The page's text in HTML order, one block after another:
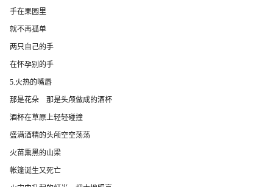
手在果园里
就不再孤单
两只自己的手
在怀孕别的手
5.火热的嘴唇
那是花朵 那是头颅做成的酒杯
酒杯在草原上轻轻碰撞
盛满酒精的头颅空空荡荡
火苗熏黑的山梁
帐篷诞生又死亡